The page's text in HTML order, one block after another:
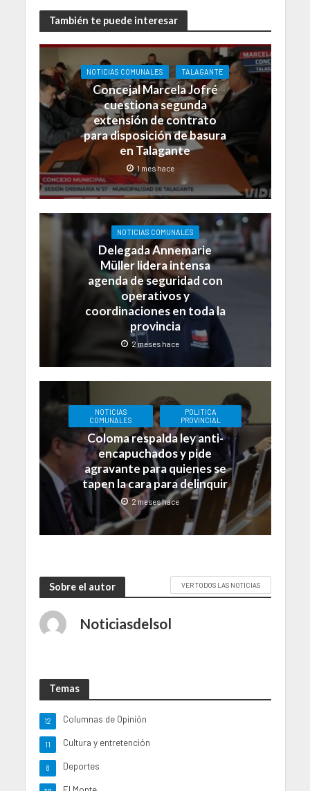
También te puede interesar
NOTICIAS COMUNALES TALAGANTE
Concejal Marcela Jofré
cuestiona segunda
extensión de contrato
para disposición de basura
en Talagante
1 mes hace
NOTICIAS COMUNALES
Delegada Annemarie
Müller lidera intensa
agenda de seguridad con
operativos y
coordinaciones en toda la
provincia
2 meses hace
NOTICIAS
COMUNALES
POLITICA
PROVINCIAL
Coloma respalda ley anti-
encapuchados y pide
agravante para quienes se
tapen la cara para delinquir
2 meses hace
Sobre el autor VER TODOS LAS NOTICIAS
Noticiasdelsol
Temas
Columnas de Opinión
12
Cultura y entretención
11
Deportes
8